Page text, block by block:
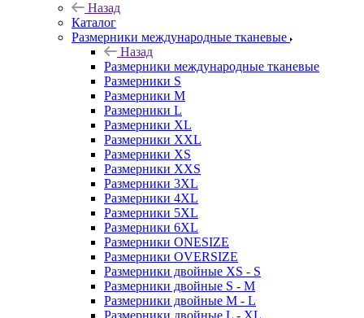
Назад
Каталог
Размерники международные тканевые
Назад
Размерники международные тканевые
Размерники S
Размерники M
Размерники L
Размерники XL
Размерники XXL
Размерники XS
Размерники XXS
Размерники 3XL
Размерники 4XL
Размерники 5XL
Размерники 6XL
Размерники ONESIZE
Размерники OVERSIZE
Размерники двойные XS - S
Размерники двойные S - M
Размерники двойные M - L
Размерники двойные L - XL